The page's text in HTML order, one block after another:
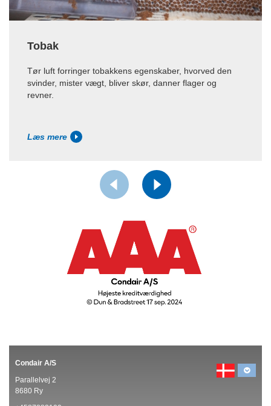
Tobak
Tør luft forringer tobakkens egenskaber, hvorved den
svinder, mister vægt, bliver skør, danner flager og
revner.
Læs mere
Condair A/S
Parallelvej 2
8680 Ry